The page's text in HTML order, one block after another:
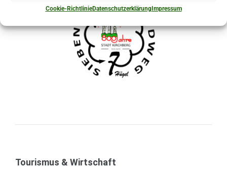
Cookie-RichtlinieDatenschutzerklärungImpressum
Tourismus & Wirtschaft